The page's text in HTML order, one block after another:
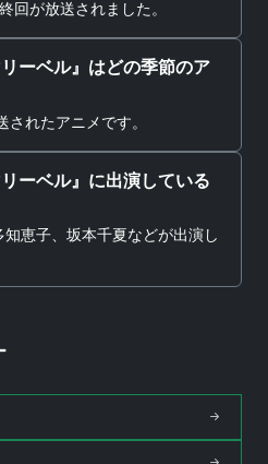
回が放送されました。
ーベル』はどの季節のア
れたアニメです。
ーベル』に出演している
恵子、坂本千夏などが出演し